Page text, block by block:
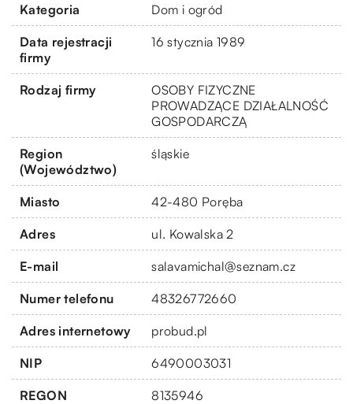
Kategoria Dom i ogród
Data rejestracji
firmy
16 stycznia 1989
Rodzaj firmy
OSOBY FIZYCZNE
PROWADZĄCE DZIAŁALNOŚĆ
GOSPODARCZĄ
Region
(Województwo)
śląskie
Miasto 42-480 Poręba
Adres ul. Kowalska 2
E-mail salavamichal@seznam.cz
Numer telefonu 48326772660
Adres internetowy probud.pl
NIP 6490003031
REGON 8135946